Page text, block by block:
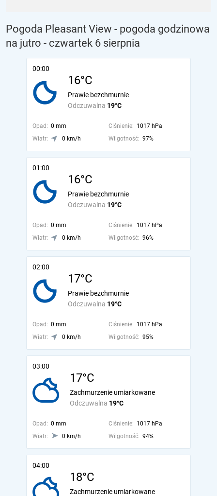
Pogoda Pleasant View - pogoda godzinowa
na jutro - czwartek 6 sierpnia
00:00
16°C
Odczuwalna 19°C
Prawie bezchmurnie
Opad: 0 mm Ciśnienie: 1017 hPa
Wiatr:
0 km/h Wilgotność: 97%
01:00
16°C
Odczuwalna 19°C
Prawie bezchmurnie
Opad: 0 mm Ciśnienie: 1017 hPa
Wiatr:
0 km/h Wilgotność: 96%
02:00
17°C
Odczuwalna 19°C
Prawie bezchmurnie
Opad: 0 mm Ciśnienie: 1017 hPa
Wiatr:
0 km/h Wilgotność: 95%
03:00
17°C
Odczuwalna 19°C
Zachmurzenie umiarkowane
Opad: 0 mm Ciśnienie: 1017 hPa
Wiatr:
0 km/h Wilgotność: 94%
04:00
18°C
Zachmurzenie umiarkowane